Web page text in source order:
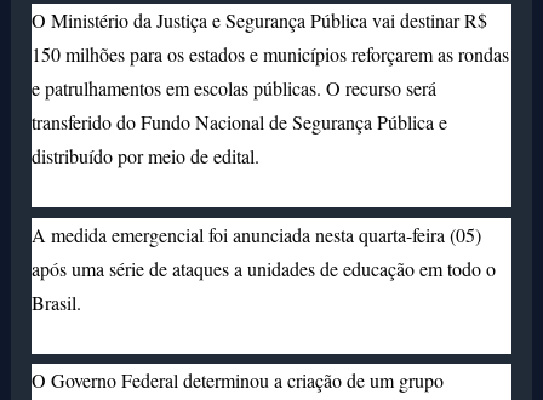
O Ministério da Justiça e Segurança Pública vai destinar R$
150 milhões para os estados e municípios reforçarem as rondas
e patrulhamentos em escolas públicas. O recurso será
transferido do Fundo Nacional de Segurança Pública e
distribuído por meio de edital.
A medida emergencial foi anunciada nesta quarta-feira (05)
após uma série de ataques a unidades de educação em todo o
Brasil.
OGoverno Federal determinou a criação de um grupo